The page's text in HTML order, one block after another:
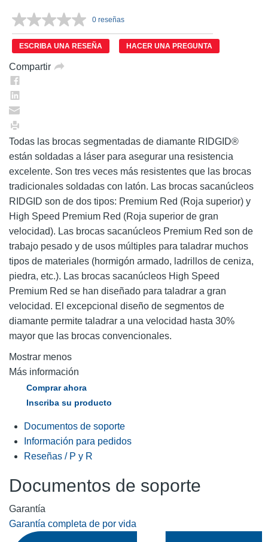
Sin
puntuación.
Enlace
en
0 reseñas
ESCRIBA UNA RESEÑA HACER UNA PREGUNTA
Compartir
Todas las brocas segmentadas de diamante RIDGID®
están soldadas a láser para asegurar una resistencia
excelente. Son tres veces más resistentes que las brocas
tradicionales soldadas con latón. Las brocas sacanúcleos
RIDGID son de dos tipos: Premium Red (Roja superior) y
High Speed Premium Red (Roja superior de gran
velocidad). Las brocas sacanúcleos Premium Red son de
trabajo pesado y de usos múltiples para taladrar muchos
tipos de materiales (hormigón armado, ladrillos de ceniza,
piedra, etc.). Las brocas sacanúcleos High Speed
Premium Red se han diseñado para taladrar a gran
velocidad. El excepcional diseño de segmentos de
diamante permite taladrar a una velocidad hasta 30%
mayor que las brocas convencionales.
Mostrar menos
Más información
Comprar ahora
Inscriba su producto
Documentos de soporte
Información para pedidos
Reseñas / P y R
Documentos de soporte
Garantía
Garantía completa de por vida